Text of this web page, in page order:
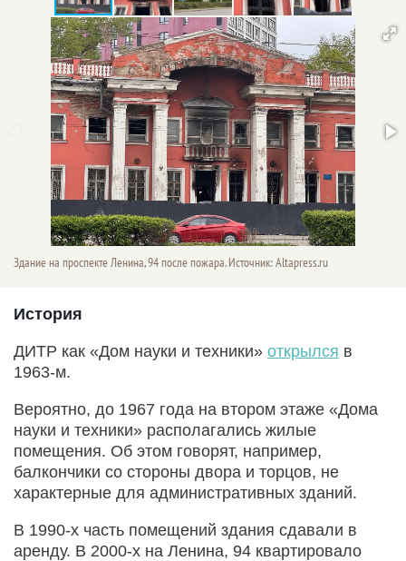
Здание на проспекте Ленина, 94 после пожара. Источник: Altapress.ru
История
ДИТР как «Дом науки и техники» открылся в
1963-м.
Вероятно, до 1967 года на втором этаже «Дома
науки и техники» располагались жилые
помещения. Об этом говорят, например,
балкончики со стороны двора и торцов, не
характерные для административных зданий.
В 1990-х часть помещений здания сдавали в
аренду. В 2000-х на Ленина, 94 квартировало